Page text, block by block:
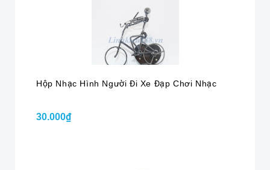
Hộp Nhạc Hình Người Đi Xe Đạp Chơi Nhạc
30.000₫